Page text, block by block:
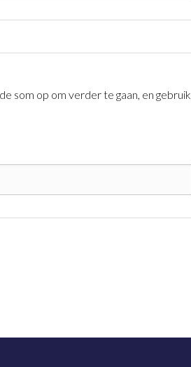
som op om verder te gaan, en gebruik